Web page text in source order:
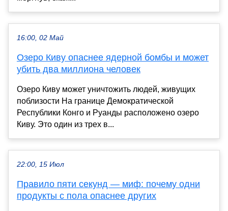
16:00, 02 Май
Озеро Киву опаснее ядерной бомбы и может
убить два миллиона человек
Озеро Киву может уничтожить людей, живущих
поблизости На границе Демократической
Республики Конго и Руанды расположено озеро
Киву. Это один из трех в...
22:00, 15 Июл
Правило пяти секунд — миф: почему одни
продукты с пола опаснее других